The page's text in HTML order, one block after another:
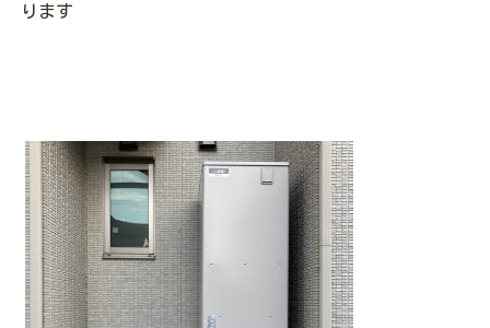
ります